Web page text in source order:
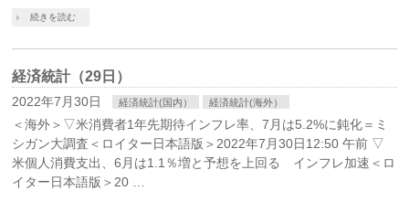
続きを読む
経済統計（29日）
2022年7月30日 経済統計(国内） 経済統計(海外）
＜海外＞▽米消費者1年先期待インフレ率、7月は5.2%に鈍化＝ミ
シガン大調査＜ロイター日本語版＞2022年7月30日12:50 午前 ▽
米個人消費支出、6月は1.1％増と予想を上回る インフレ加速＜ロ
イター日本語版＞20 …